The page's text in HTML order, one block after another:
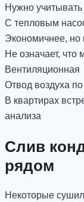
Нужно
С тепловым
Экономичнее, но
Не означает, что
Вентиляционная
Отвод воздуха
В квартирах
анализа
Слив
рядом
Некоторые